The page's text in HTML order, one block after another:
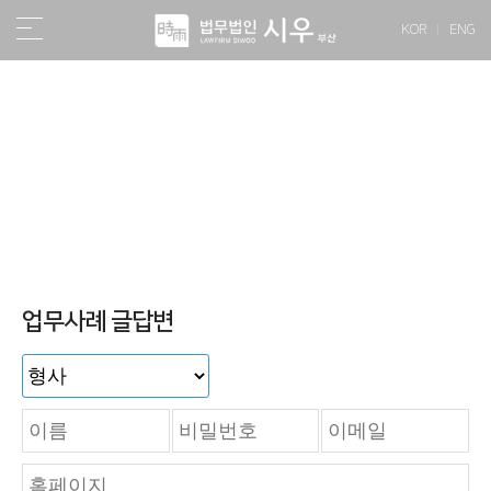
KOR ENG
업무사례 글답변